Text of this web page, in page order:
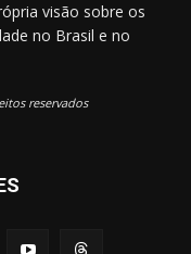
visão sobre os
no Brasil e no
reservados